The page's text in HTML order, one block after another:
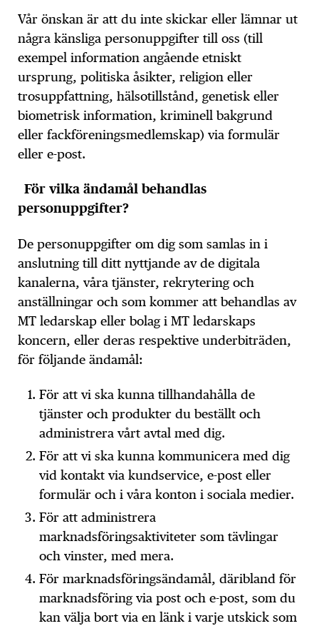
Vår önskan är att du inte skickar eller lämnar ut
några känsliga personuppgifter till oss (till
exempel information angående etniskt
ursprung, politiska åsikter, religion eller
trosuppfattning, hälsotillstånd, genetisk eller
biometrisk information, kriminell bakgrund
eller fackföreningsmedlemskap) via formulär
eller e-post.
För vilka ändamål behandlas
personuppgifter?
De personuppgifter om dig som samlas in i
anslutning till ditt nyttjande av de digitala
kanalerna, våra tjänster, rekrytering och
anställningar och som kommer att behandlas av
MT ledarskap eller bolag i MT ledarskaps
koncern, eller deras respektive underbiträden,
för följande ändamål:
För att vi ska kunna tillhandahålla de
tjänster och produkter du beställt och
administrera vårt avtal med dig.
För att vi ska kunna kommunicera med dig
vid kontakt via kundservice, e-post eller
formulär och i våra konton i sociala medier.
För att administrera
marknadsföringsaktiviteter som tävlingar
och vinster, med mera.
För marknadsföringsändamål, däribland för
marknadsföring via post och e-post, som du
kan välja bort via en länk i varje utskick som